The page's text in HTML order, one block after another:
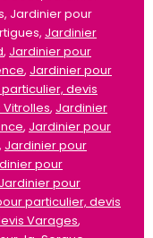
Jardinier pour
Jardinier
, Jardinier pour
, Jardinier pour
devis
, Jardinier
, Jardinier pour
, Jardinier pour
pour
Jardinier pour
particulier, devis
Varages,